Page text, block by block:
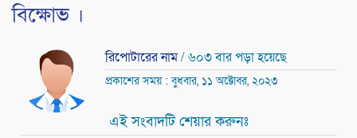
বিক্ষোভ ।
রিপোটারের নাম/ ৬০৩ বার পড়া হয়েছে
প্রকাশের সময় : বুধবার, ১১ অক্টোবর, ২০২৩
এই সংবাদটি শেয়ার করুনঃ